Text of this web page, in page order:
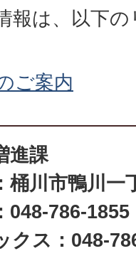
報は、以下
ご案内
進課
桶川市鴨川一
048-786-1855
クス：048-